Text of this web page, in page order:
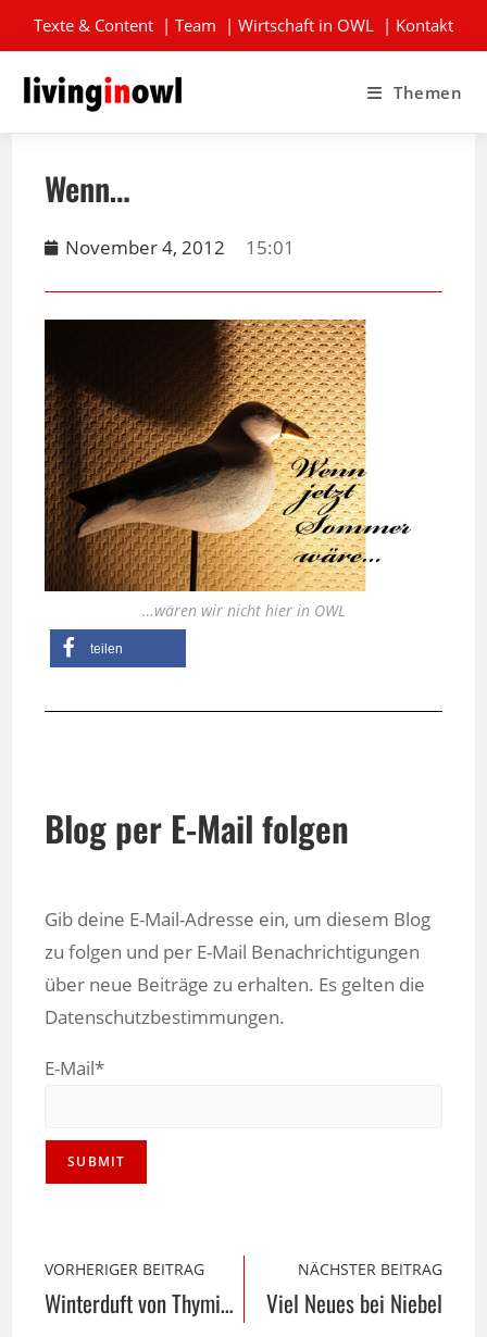
Texte & Content | Team | Wirtschaft in OWL | Kontakt
Themen
Wenn…
November 4, 2012 15:01
…wären wir nicht hier in OWL
teilen
Blog per E-Mail folgen
Gib deine E-Mail-Adresse ein, um diesem Blog
zu folgen und per E-Mail Benachrichtigungen
über neue Beiträge zu erhalten. Es gelten die
Datenschutzbestimmungen.
E-Mail*
VORHERIGER BEITRAG
Winterduft von Thymian und Oregano
NÄCHSTER BEITRAG
Viel Neues bei Niebel